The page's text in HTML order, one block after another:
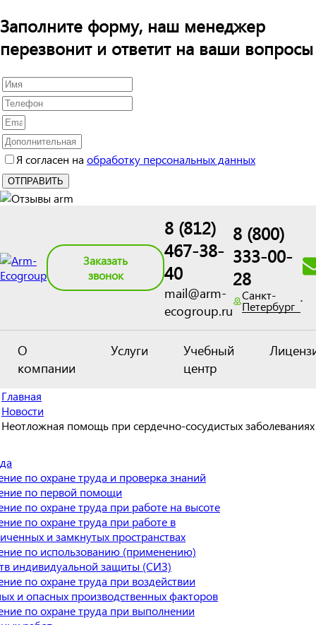
Заполните форму, наш менеджер
перезвонит и ответит на ваши вопросы
Я согласен на обработку персональных данных
Заказать
звонок
8 (812)
467-38-
40
mail@arm-
ecogroup.ru
8 (800)
333-00-
28
Санкт-
Петербург
О
компании
Услуги
Учебный
центр
Главная
Новости
Неотложная помощь при сердечно-сосудистых заболеваниях
по охране труда и проверка знаний
по первой помощи
по охране труда при работе на высоте
по охране труда при работе в
и замкнутых пространствах
по использованию (применению)
индивидуальной защиты (СИЗ)
по охране труда при воздействии
и опасных производственных факторов
по охране труда при выполнении